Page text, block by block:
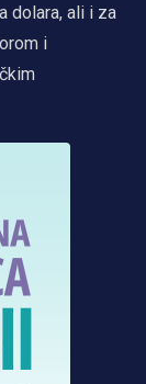
dolara, ali i za
i